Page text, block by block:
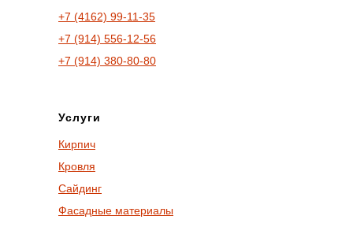
+7 (4162) 99-11-35
+7 (914) 556-12-56
+7 (914) 380-80-80
Услуги
Кирпич
Кровля
Сайдинг
Фасадные материалы